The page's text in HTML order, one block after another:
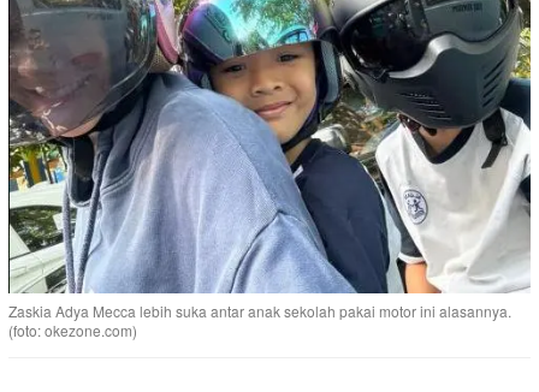
Zaskia Adya Mecca lebih suka antar anak sekolah pakai motor ini alasannya.
(foto: okezone.com)